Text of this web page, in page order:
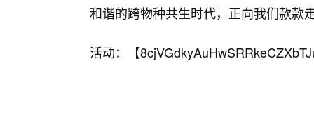
和谐的跨物种共生时代，正向我们款款
活动：【